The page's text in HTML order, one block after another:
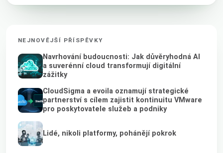
NEJNOVĚJŠÍ PŘÍSPĚVKY
Navrhování budoucnosti: Jak důvěryhodná AI
a suverénní cloud transformují digitální
zážitky
CloudSigma a evoila oznamují strategické
partnerství s cílem zajistit kontinuitu VMware
pro poskytovatele služeb a podniky
Lidé, nikoli platformy, pohánějí pokrok